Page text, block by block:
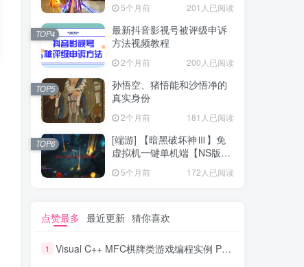
5个月前 201人已阅读
最新抖音影视号被评级申诉
方法视频教程
2个月前 200人已阅读
TOP4
孙悟空、猪悟能和沙悟净的
真实身份
2个月前 181人已阅读
TOP5
[端游] 【暗黑破坏神Ⅲ】免
虚拟机一键单机端【NS版
5个月前 172人已阅读
TOP6
点赞最多 最近更新 猜你喜欢
1 Visual C++ MFC棋牌类游戏编程实例 PDF_游戏开发教程